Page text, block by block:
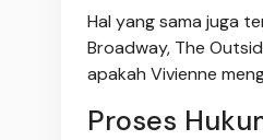
Hal yang sama juga
Broadway, The
apakah Vivienne
Proses